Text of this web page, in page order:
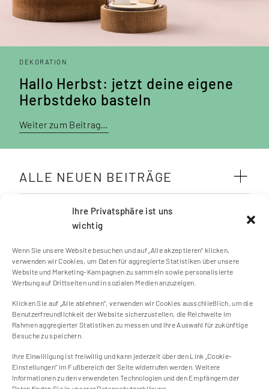
Ihre Privatsphäre ist uns
wichtig
Wenn Sie unsere Website besuchen und auf „Alle akzeptieren“ klicken,
verwenden wir Cookies, um Daten für aggregierte Statistiken über unsere
Website und Marketing-Kampagnen zu sammeln sowie personalisierte
Werbung auf Drittseiten und in sozialen Medien anzuzeigen.
Klicken Sie auf „Alle ablehnen“, verwenden wir Cookies ausschließlich, um die
Benutzerfreundlichkeit der Website sicherzustellen, die Reichweite im
Rahmen aggregierter Statistiken zu messen und Ihre Auswahl für zukünftige
Besuche zu speichern.
Ihre Einwilligung ist freiwillig und kann jederzeit über den Link „Cookie-
Einstellungen“ im Fußbereich der Seite widerrufen werden. Weitere
Informationen zu den verwendeten Technologien und den Empfängern der
DEKORATION
Hallo Herbst: jetzt deine eigene
Herbstdeko basteln
Weiter zum Beitrag…
ALLE NEUEN BEITRÄGE
SCHLAGWÖRTER
Kontakt
Impressum
Cookie Einstellungen
Datenschutzerklärung
Cookie-Richtlinie (EU)